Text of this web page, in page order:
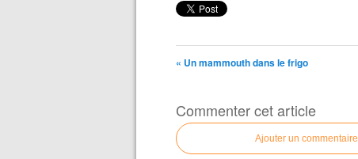
« Un mammouth dans le frigo
Commenter cet article
Ajouter un commentaire